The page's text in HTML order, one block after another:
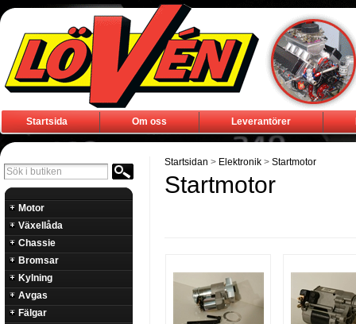
Startsida Om oss Leverantörer
Motor
Växellåda
Chassie
Bromsar
Kylning
Avgas
Fälgar
Startsidan > Elektronik > Startmotor
Startmotor